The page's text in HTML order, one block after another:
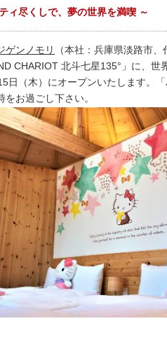
ィ尽くしで、夢の世界を満喫 ～
ゲンノモリ
（本社：兵庫県淡路市
CHARIOT 北斗七星135°」に、
日（木）にオープンいたします。
をお過ごし下さい。